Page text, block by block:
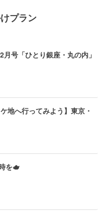
プラン
号「ひとり銀座・丸の内」
地へ行ってみよう】東京・
を🫖